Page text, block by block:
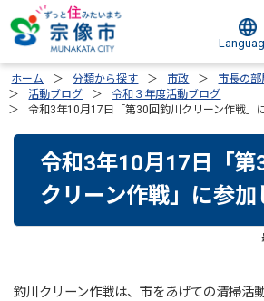
ホーム 分類から探す 市政 市長の部
活動ブログ
令和３年度活動ブログ
令和3年10月17日「第30回釣川クリーン作戦」
令和3年10月17日「第
クリーン作戦」に参加
釣川クリーン作戦は、市をあげての清掃活